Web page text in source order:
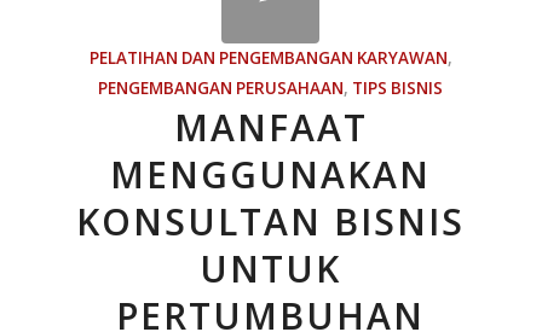
PELATIHAN DAN PENGEMBANGAN KARYAWAN,
PENGEMBANGAN PERUSAHAAN, TIPS BISNIS
MANFAAT
MENGGUNAKAN
KONSULTAN BISNIS
UNTUK
PERTUMBUHAN